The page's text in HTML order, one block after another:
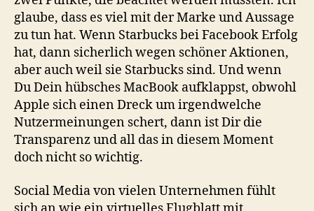
glaube, dass es viel mit der Marke und Aussage
zu tun hat. Wenn Starbucks bei Facebook Erfolg
hat, dann sicherlich wegen schöner Aktionen,
aber auch weil sie Starbucks sind. Und wenn
Du Dein hübsches MacBook aufklappst, obwohl
Apple sich einen Dreck um irgendwelche
Nutzermeinungen schert, dann ist Dir die
Transparenz und all das in diesem Moment
doch nicht so wichtig.
Social Media von vielen Unternehmen fühlt